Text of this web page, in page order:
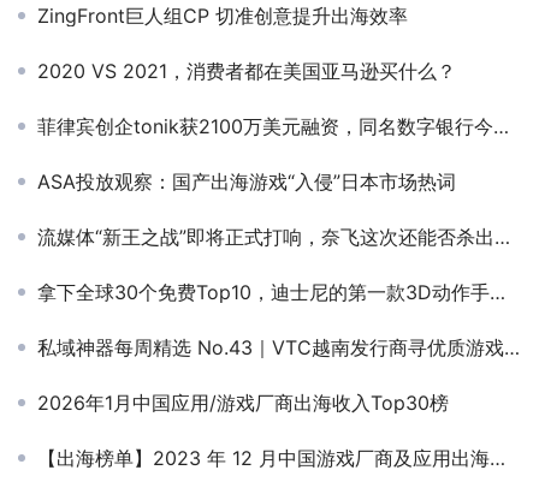
ZingFront巨人组CP 切准创意提升出海效率
2020 VS 2021，消费者都在美国亚马逊买什么？
菲律宾创企tonik获2100万美元融资，同名数字银行今年投入运营
ASA投放观察：国产出海游戏“入侵”日本市场热词
流媒体“新王之战”即将正式打响，奈飞这次还能否杀出重围？
拿下全球30个免费Top10，迪士尼的第一款3D动作手游做得怎么样？
私域神器每周精选 No.43｜VTC越南发行商寻优质游戏 多款精品游戏寻海外合作
2026年1月中国应用/游戏厂商出海收入Top30榜
【出海榜单】2023 年 12 月中国游戏厂商及应用出海收入 30 强